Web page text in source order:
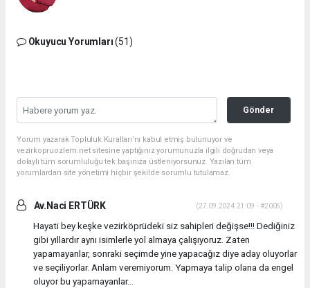
Okuyucu Yorumları(51)
Gönder
Yorum yazarak Topluluk Kuralları’nı kabul etmiş bulunuyor ve
vezirkopruozlem.net sitesine yaptığınız yorumunuzla ilgili doğrudan veya
dolaylı tüm sorumluluğu tek başınıza üstleniyorsunuz. Yazılan tüm
yorumlardan site yönetimi hiçbir şekilde sorumlu tutulamaz.
Av.Naci ERTÜRK (27.09.2024 21:09 - #2005)
Hayati bey keşke vezirköprüdeki siz sahipleri değişse!!! Dediğiniz
gibi yıllardır aynı isimlerle yol almaya çalışıyoruz. Zaten
yapamayanlar, sonraki seçimde yine yapacağız diye aday oluyorlar
ve seçiliyorlar. Anlam veremiyorum. Yapmaya talip olana da engel
oluyor bu yapamayanlar…